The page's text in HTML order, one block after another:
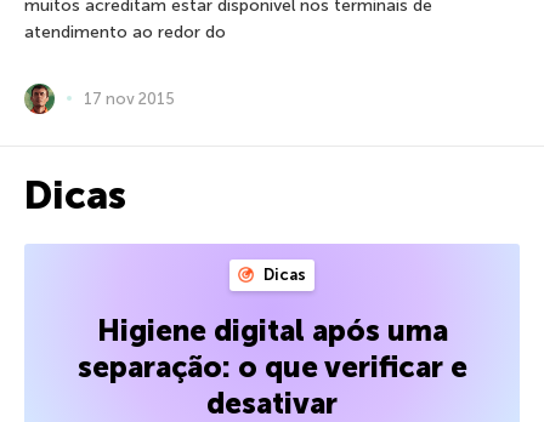
muitos acreditam estar disponível nos terminais de
atendimento ao redor do
17 nov 2015
Dicas
Dicas
Higiene digital após uma
separação: o que verificar e
desativar